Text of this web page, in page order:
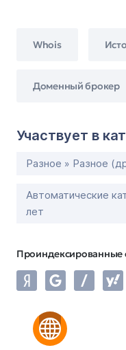
Whois
Доменный брокер
Участвует в
Разное » Разное
Автоматические
лет
Проиндексированные